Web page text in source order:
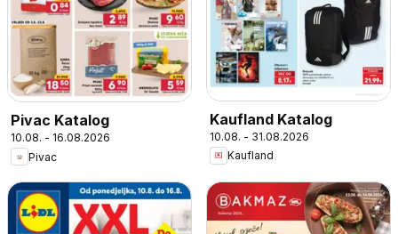
Pivac Katalog
10.08. - 16.08.2026
Pivac
Kaufland Katalog
10.08. - 31.08.2026
Kaufland